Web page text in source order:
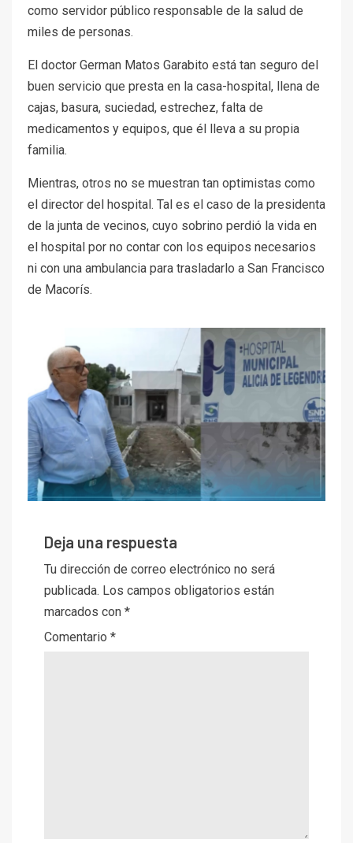
como servidor público responsable de la salud de
miles de personas.
El doctor German Matos Garabito está tan seguro del
buen servicio que presta en la casa-hospital, llena de
cajas, basura, suciedad, estrechez, falta de
medicamentos y equipos, que él lleva a su propia
familia.
Mientras, otros no se muestran tan optimistas como
el director del hospital. Tal es el caso de la presidenta
de la junta de vecinos, cuyo sobrino perdió la vida en
el hospital por no contar con los equipos necesarios
ni con una ambulancia para trasladarlo a San Francisco
de Macorís.
Deja una respuesta
Tu dirección de correo electrónico no será
publicada. Los campos obligatorios están
marcados con *
Comentario *